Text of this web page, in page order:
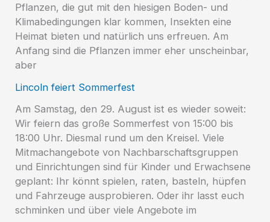
Pflanzen, die gut mit den hiesigen Boden- und
Klimabedingungen klar kommen, Insekten eine
Heimat bieten und natürlich uns erfreuen. Am
Anfang sind die Pflanzen immer eher unscheinbar,
aber
Lincoln feiert Sommerfest
Am Samstag, den 29. August ist es wieder soweit:
Wir feiern das große Sommerfest von 15:00 bis
18:00 Uhr. Diesmal rund um den Kreisel. Viele
Mitmachangebote von Nachbarschaftsgruppen
und Einrichtungen sind für Kinder und Erwachsene
geplant: Ihr könnt spielen, raten, basteln, hüpfen
und Fahrzeuge ausprobieren. Oder ihr lasst euch
schminken und über viele Angebote im